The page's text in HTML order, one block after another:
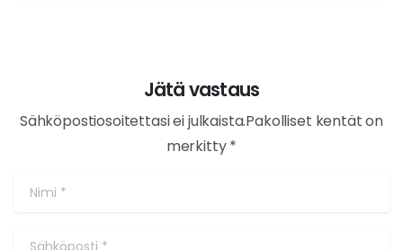
Jätä vastaus
Sähköpostiosoitettasi ei julkaista.Pakolliset kentät on
merkitty *
Nimi*
Sähköposti *